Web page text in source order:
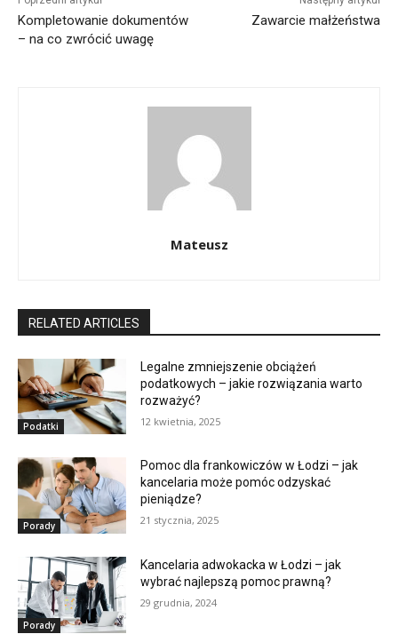
Kompletowanie dokumentów
– na co zwrócić uwagę
Zawarcie małżeństwa
Mateusz
RELATED ARTICLES
Podatki
Legalne zmniejszenie obciążeń
podatkowych – jakie rozwiązania warto
rozważyć?
12 kwietnia, 2025
Porady
Pomoc dla frankowiczów w Łodzi – jak
kancelaria może pomóc odzyskać
pieniądze?
21 stycznia, 2025
Porady
Kancelaria adwokacka w Łodzi – jak
wybrać najlepszą pomoc prawną?
29 grudnia, 2024